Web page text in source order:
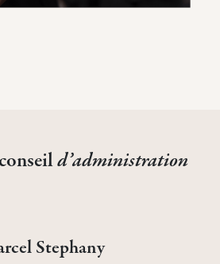
d’administration
Stephany